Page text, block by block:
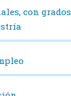
con grados